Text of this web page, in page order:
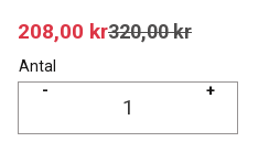
Nedsatt pris:
208,00 krOrdinarie pris:
320,00kr
Antal
+
-